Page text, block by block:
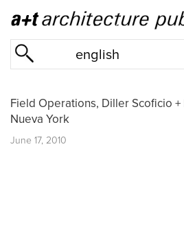
english
Field Operations, Diller Scoficio +
Nueva York
June 17, 2010